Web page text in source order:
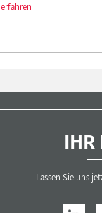
IHR
Lassen Sie uns